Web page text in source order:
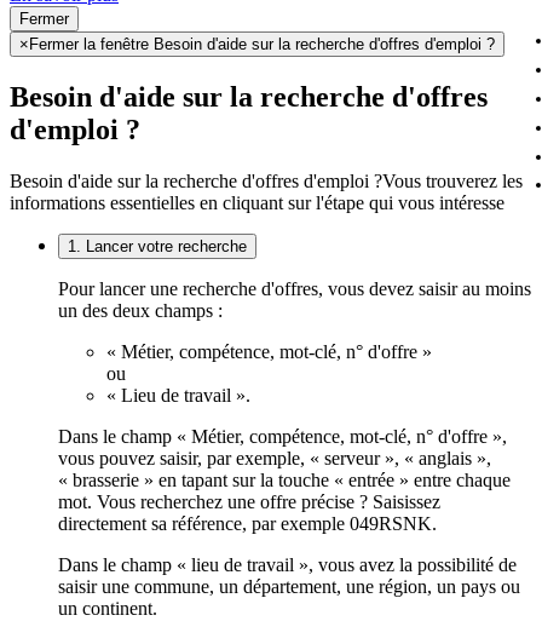
Fermer
× Fermer la fenêtre Besoin d'aide sur la recherche d'offres d'emploi ?
Besoin d'aide sur la recherche d'offres
d'emploi ?
Besoin d'aide sur la recherche d'offres d'emploi ?Vous trouverez les
informations essentielles en cliquant sur l'étape qui vous intéresse
1. Lancer votre recherche
Pour lancer une recherche d'offres, vous devez saisir au moins
un des deux champs :
« Métier, compétence, mot-clé, n° d'offre »
ou
« Lieu de travail ».
Dans le champ « Métier, compétence, mot-clé, n° d'offre »,
vous pouvez saisir, par exemple, « serveur », « anglais »,
« brasserie » en tapant sur la touche « entrée » entre chaque
mot. Vous recherchez une offre précise ? Saisissez
directement sa référence, par exemple 049RSNK.
Dans le champ « lieu de travail », vous avez la possibilité de
saisir une commune, un département, une région, un pays ou
un continent.